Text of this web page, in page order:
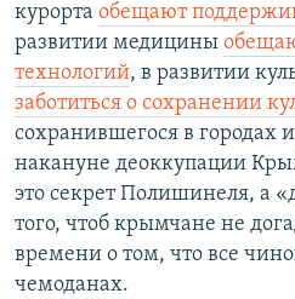
курорта обещают
развитии медицины
технологий, в развитии
заботиться о сохранении
сохранившегося в городах
накануне деоккупации
это секрет Полишинеля, а
того, чтоб крымчане не
времени о том, что все
чемоданах.